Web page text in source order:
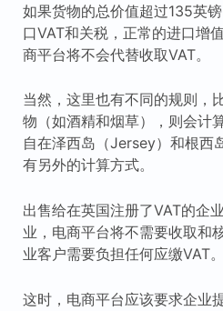
如果货物的总价值超过135英
口VAT和关税，正常的进口增
商平台将不会代替收取VAT。
当然，这里也有不同的规则，
物（如酒精和烟草），则会计
自在泽西岛（Jersey）和根西
有另外的计算方式。
出售给在英国注册了VAT的企
业，电商平台将不需要收取和
业客户需要负担任何应缴VAT。
这时，电商平台应该要求企业